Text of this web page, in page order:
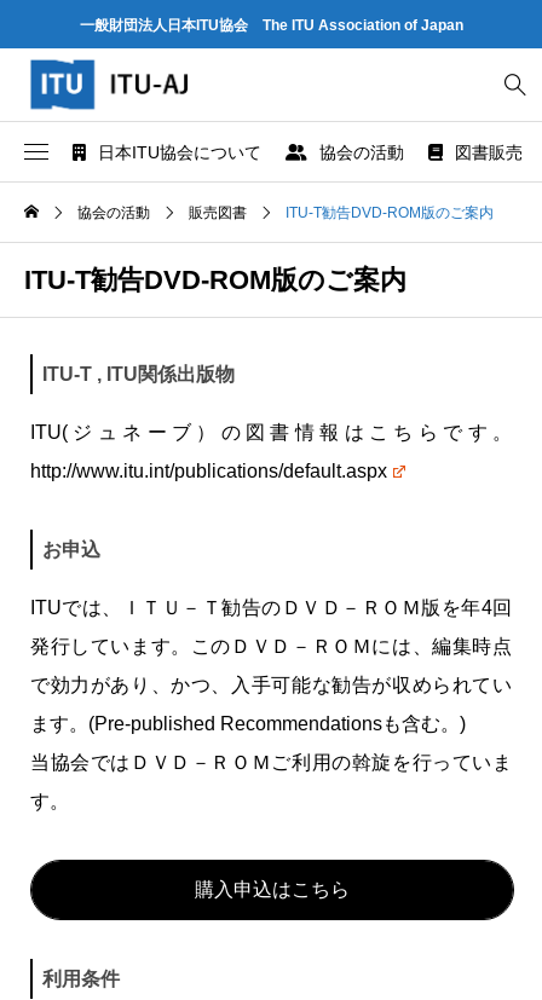
一般財団法人日本ITU協会 The ITU Association of Japan
日本ITU協会について 協会の活動 図書販売
協会概要
協会組織
法人賛助会員のご案内
世界情報社会・電気通信日記念行事
研究会
図書販売
ITUクラブ
ITU とは
ITU-R 関係のデータ情報
ITU-D 関係のデータ情報
ITU関係会合・イベントカレンダー等
関連団体
協会の活動 販売図書 ITU-T勧告DVD-ROM版のご案内
ITU-T勧告DVD-ROM版のご案内
ITU-T , ITU関係出版物
ITU(ジュネーブ）の図書情報はこちらです。
http://www.itu.int/publications/default.aspx
お申込
ITUでは、ＩＴＵ－Ｔ勧告のＤＶＤ－ＲＯＭ版を年4回
発行しています。このＤＶＤ－ＲＯＭには、編集時点
で効力があり、かつ、入手可能な勧告が収められてい
ます。(Pre-published Recommendationsも含む。)
当協会ではＤＶＤ－ＲＯＭご利用の斡旋を行っていま
す。
購入申込はこちら
利用条件